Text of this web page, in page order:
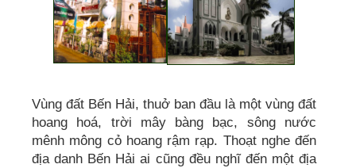
Vùng đất Bến Hải, thuở ban đầu là một vùng đất
hoang hoá, trời mây bàng bạc, sông nước
mênh mông cỏ hoang rậm rạp. Thoạt nghe đến
địa danh Bến Hải ai cũng đều nghĩ đến một địa